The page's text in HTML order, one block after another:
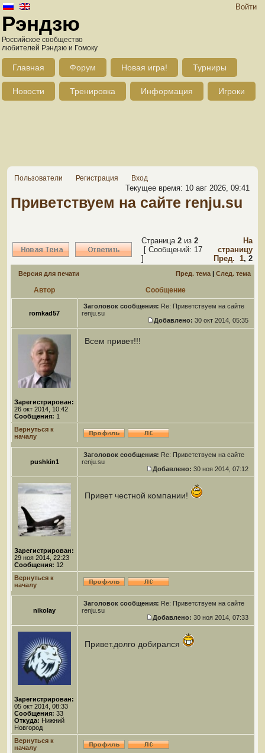
Войти
Рэндзю
Российское сообщество
любителей Рэндзю и Гомоку
Главная Форум Новая игра! Турниры
Новости Тренировка Информация Игроки
Пользователи Регистрация Вход
Текущее время: 10 авг 2026, 09:41
Приветствуем на сайте renju.su
Страница 2 из 2
[ Сообщений: 17
]
На
страницу
Пред. 1, 2
Версия для печати Пред. тема | След. тема
Автор Сообщение
romkad57
Заголовок сообщения: Re: Приветствуем на сайте
renju.su
Добавлено: 30 окт 2014, 05:35
Зарегистрирован:
26 окт 2014, 10:42
Сообщения: 1
Всем привет!!!
Вернуться к
началу
pushkin1
Заголовок сообщения: Re: Приветствуем на сайте
renju.su
Добавлено: 30 ноя 2014, 07:12
Зарегистрирован:
29 ноя 2014, 22:23
Сообщения: 12
Привет честной компании!
Вернуться к
началу
nikolay
Заголовок сообщения: Re: Приветствуем на сайте
renju.su
Добавлено: 30 ноя 2014, 07:33
Зарегистрирован:
05 окт 2014, 08:33
Сообщения: 33
Откуда: Нижний
Новгород
Привет.долго добирался
Вернуться к
началу